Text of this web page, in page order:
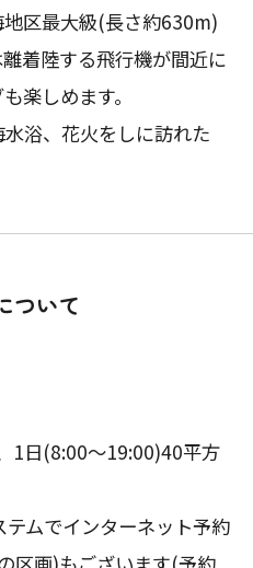
区最大級(長さ約630m)
着陸する飛行機が間近に
楽しめます。
浴、花火をしに訪れた
ついて
1日(8:00～19:00)40平方
テムでインターネット予約